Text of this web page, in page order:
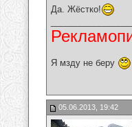
Да. Жёстко!
Я мзду не беру
05.06.2013, 19:42